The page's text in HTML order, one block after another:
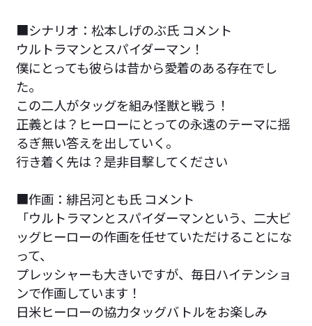
■シナリオ：松本しげのぶ氏 コメント
ウルトラマンとスパイダーマン！
僕にとっても彼らは昔から愛着のある存在でし
た。
この二人がタッグを組み怪獣と戦う！
正義とは？ヒーローにとっての永遠のテーマに揺
るぎ無い答えを出していく。
行き着く先は？是非目撃してください
■作画：緋呂河とも氏 コメント
「ウルトラマンとスパイダーマンという、二大ビ
ッグヒーローの作画を任せていただけることにな
って、
プレッシャーも大きいですが、毎日ハイテンショ
ンで作画しています！
日米ヒーローの協力タッグバトルをお楽しみ